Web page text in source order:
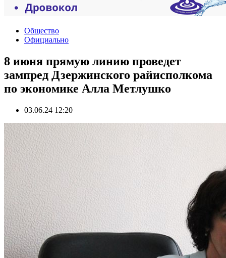
Общество
Официально
8 июня прямую линию проведет
зампред Дзержинского райисполкома
по экономике Алла Метлушко
03.06.24 12:20